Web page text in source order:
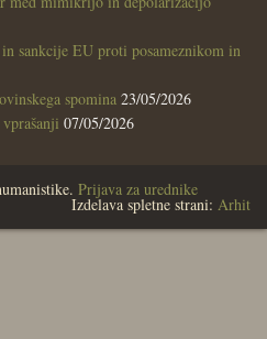
sankcije EU proti posameznikom in
spomina 23/05/2026
07/05/2026
Prijava za urednike
Izdelava spletne strani: Arhit